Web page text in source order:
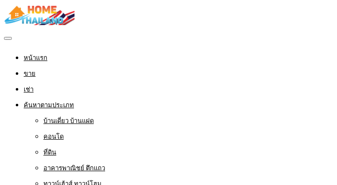
หน้าแรก
ขาย
เช่า
ค้นหาตามประเภท
บ้านเดี่ยว บ้านแฝด
คอนโด
ที่ดิน
อาคารพาณิชย์ ตึกแถว